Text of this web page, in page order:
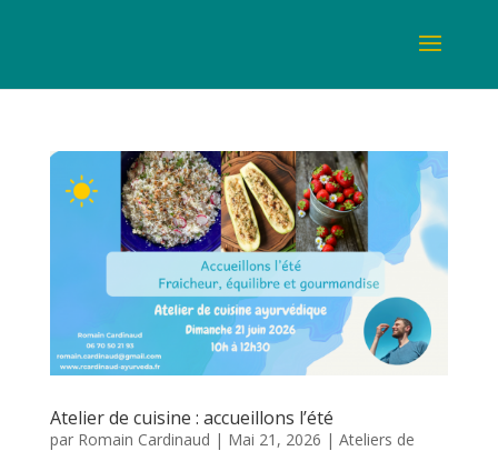
Atelier de cuisine : accueillons l’été
par Romain Cardinaud | Mai 21, 2026 | Ateliers de